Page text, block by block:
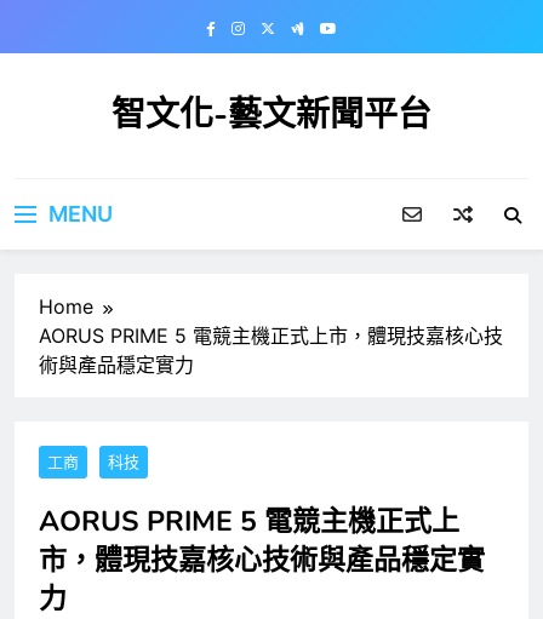
智文化-藝文新聞平台
MENU
Home
AORUS PRIME 5 電競主機正式上市，體現技嘉核心技
術與產品穩定實力
工商 科技
AORUS PRIME 5 電競主機正式上
市，體現技嘉核心技術與產品穩定實
力